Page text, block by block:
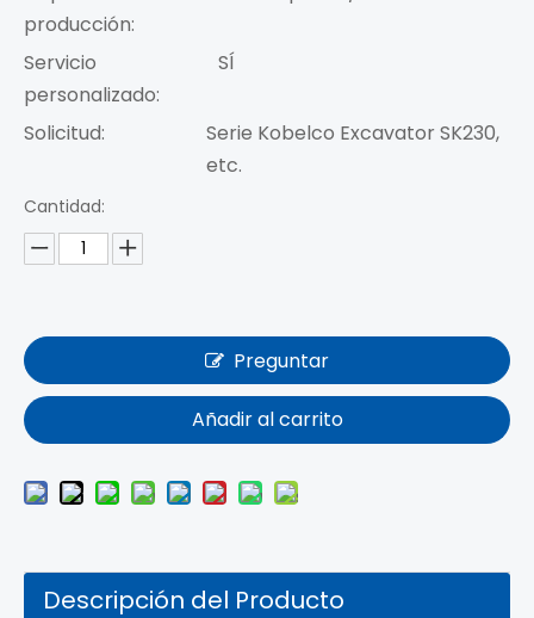
producción:
Servicio
personalizado:
SÍ
Solicitud:
Serie Kobelco Excavator SK230,
etc.
Cantidad:
Preguntar
Añadir al carrito
Descripción del Producto